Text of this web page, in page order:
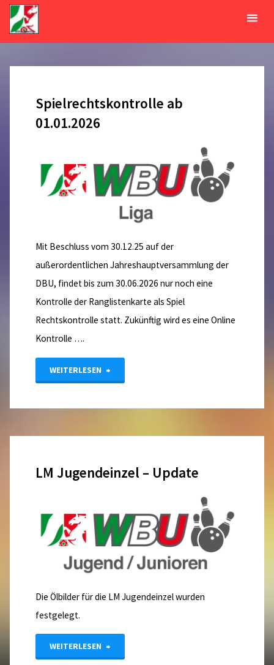
Zum
Inhalt
springenMonat:
Spielrechtskontrolle ab
01.01.2026
Mit Beschluss vom 30.12.25 auf der
außerordentlichen Jahreshauptversammlung der
DBU, findet bis zum 30.06.2026 nur noch eine
Kontrolle der Ranglistenkarte als Spiel
Rechtskontrolle statt. Zukünftig wird es eine Online
Kontrolle ….
WEITERLESEN "Spielrechtskontrolle
LM Jugendeinzel – Update
Die Ölbilder für die LM Jugendeinzel wurden
festgelegt.
WEITERLESEN "LM